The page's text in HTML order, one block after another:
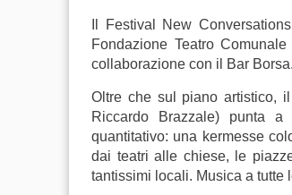
Il Festival New
Fondazione Teatro
collaborazione con il Bar Borsa.
Oltre che sul piano artistico,
Riccardo Brazzale) punta
quantitativo: una kermesse
dai teatri alle chiese, le
tantissimi locali. Musica a tutte